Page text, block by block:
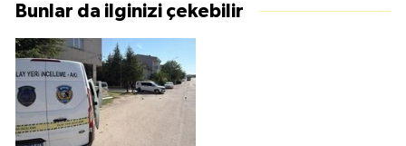
Bunlar da ilginizi çekebilir